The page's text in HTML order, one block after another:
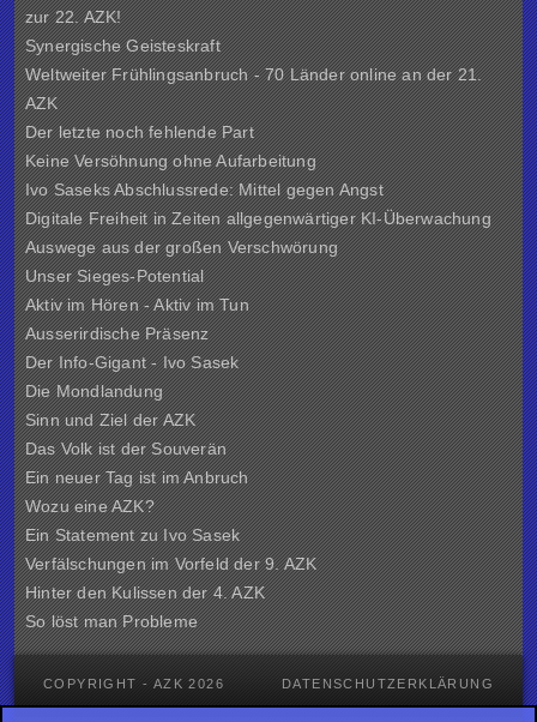
zur 22. AZK!
Synergische Geisteskraft
Weltweiter Frühlingsanbruch - 70 Länder online an der 21.
AZK
Der letzte noch fehlende Part
Keine Versöhnung ohne Aufarbeitung
Ivo Saseks Abschlussrede: Mittel gegen Angst
Digitale Freiheit in Zeiten allgegenwärtiger KI-Überwachung
Auswege aus der großen Verschwörung
Unser Sieges-Potential
Aktiv im Hören - Aktiv im Tun
Ausserirdische Präsenz
Der Info-Gigant - Ivo Sasek
Die Mondlandung
Sinn und Ziel derAZK
Das Volk ist der Souverän
Ein neuer Tag ist im Anbruch
Wozu eine AZK?
Ein Statement zu Ivo Sasek
Verfälschungen im Vorfeld der 9. AZK
Hinter den Kulissen der4. AZK
So löst man Probleme
COPYRIGHT - AZK 2026 DATENSCHUTZERKLÄRUNG